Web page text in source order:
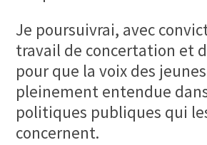
Je poursuivrai, avec
travail de concertation et
pour que la voix des
pleinement entendue
politiques publiques qui
concernent.